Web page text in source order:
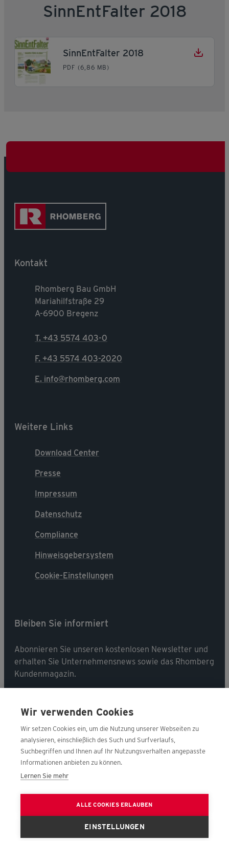
SinnEntFalter 2018
SinnEntFalter 2018
PDF (6,86 MB)
Kontakt
Rhomberg Bau GmbH
Mariahilfstraße 29
A-6900 Bregenz
T. +43 5574 403-0
F. +43 5574 403-2020
E. info@rhomberg.com
Weitere Links
Download Center
Presse
Impressum
Datenschutz
Compliance
Hinweisgebersystem
Cookie-Einstellungen
Bleiben Sie informiert
Abonnieren Sie unseren kostenlosen Newsletter und
erhalten Sie Unternehmensnews sowie das Rhomberg
Kundenmagazin.
Jetzt abonnieren
Folgen Sie uns
Wir verwenden Cookies
Wir setzen Cookies ein, um die Nutzung unserer Webseiten zu
analysieren, einschließlich des Such und Surfverlaufs,
Suchbegriffen und Ihnen auf Ihr Nutzungsverhalten angepasste
Informationen anbieten zu können.
Lernen Sie mehr
ALLE COOKIES ERLAUBEN
EINSTELLUNGEN